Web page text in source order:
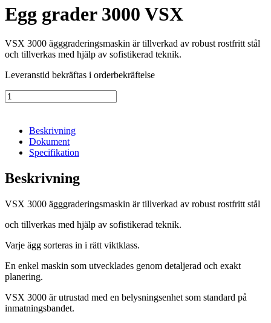
Egg grader 3000 VSX
VSX 3000 ägggraderingsmaskin är tillverkad av robust rostfritt stål
och tillverkas med hjälp av sofistikerad teknik.
Leveranstid bekräftas i orderbekräftelse
Egg
grader
VSX
mängd
Beskrivning
Dokument
Specifikation
Beskrivning
VSX 3000 ägggraderingsmaskin är tillverkad av robust rostfritt stål
och tillverkas med hjälp av sofistikerad teknik.
Varje ägg sorteras in i rätt viktklass.
En enkel maskin som utvecklades genom detaljerad och exakt
planering.
VSX 3000 är utrustad med en belysningsenhet som standard på
inmatningsbandet.